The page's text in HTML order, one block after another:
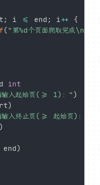
; i <= end ; i++
{
( "第%d个页面爬取完成\n"
int
输入起始页(>= 1)：")
)
入终止页(>= 起始页)："
)
end)